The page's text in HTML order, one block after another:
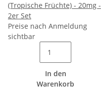
(Tropische Früchte) - 20mg -
2er Set
Preise nach Anmeldung
sichtbar
In den
Warenkorb